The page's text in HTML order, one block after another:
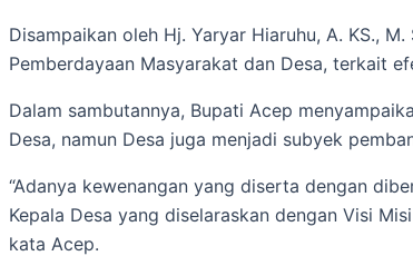
Disampaikan oleh Hj. Yaryar Hiaruhu, A. KS.,
Pemberdayaan Masyarakat dan Desa, terkait
Dalam sambutannya, Bupati Acep
Desa, namun Desa juga menjadi subyek
“Adanya kewenangan yang diserta dengan
Kepala Desa yang diselaraskan dengan Visi
kata Acep.